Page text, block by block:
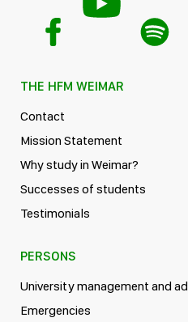
THE HFM WEIMAR
Contact
Mission Statement
Why study in Weimar?
Successes of students
Testimonials
PERSONS
University management and
Emergencies